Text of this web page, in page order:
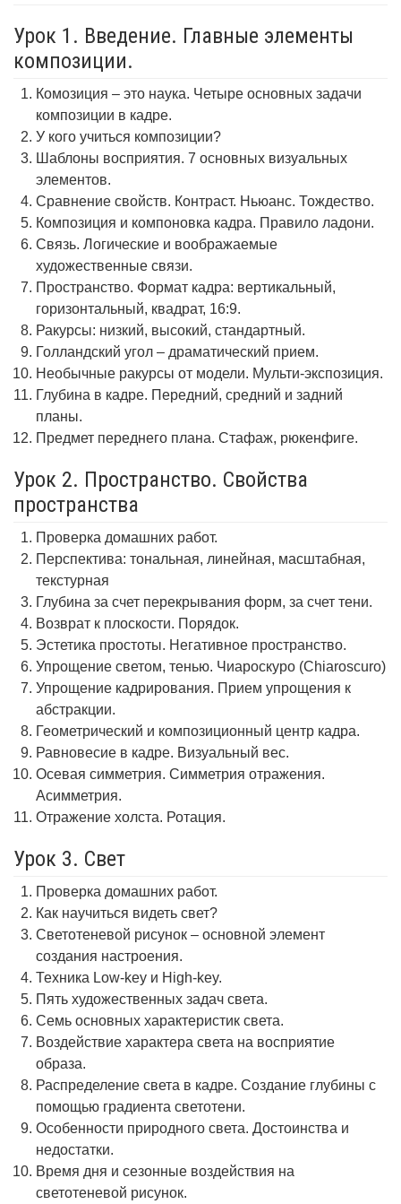
Урок 1. Введение. Главные элементы
композиции.
Комозиция – это наука. Четыре основных задачи
композиции в кадре.
У кого учиться композиции?
Шаблоны восприятия. 7 основных визуальных
элементов.
Сравнение свойств. Контраст. Ньюанс. Тождество.
Композиция и компоновка кадра. Правило ладони.
Связь. Логические и воображаемые
художественные связи.
Пространство. Формат кадра: вертикальный,
горизонтальный, квадрат, 16:9.
Ракурсы: низкий, высокий, стандартный.
Голландский угол – драматический прием.
Необычные ракурсы от модели. Мульти-экспозиция.
Глубина в кадре. Передний, средний и задний
планы.
Предмет переднего плана. Стафаж, рюкенфиге.
Урок 2. Пространство. Свойства
пространства
Проверка домашних работ.
Перспектива: тональная, линейная, масштабная,
текстурная
Глубина за счет перекрывания форм, за счет тени.
Возврат к плоскости. Порядок.
Эстетика простоты. Негативное пространство.
Упрощение светом, тенью. Чиароскуро (Chiaroscuro)
Упрощение кадрирования. Прием упрощения к
абстракции.
Геометрический и композиционный центр кадра.
Равновесие в кадре. Визуальный вес.
Осевая симметрия. Симметрия отражения.
Асимметрия.
Отражение холста. Ротация.
Урок 3. Свет
Проверка домашних работ.
Как научиться видеть свет?
Светотеневой рисунок – основной элемент
создания настроения.
Техника Low-key и High-key.
Пять художественных задач света.
Семь основных характеристик света.
Воздействие характера света на восприятие
образа.
Распределение света в кадре. Создание глубины с
помощью градиента светотени.
Особенности природного света. Достоинства и
недостатки.
Время дня и сезонные воздействия на
светотеневой рисунок.